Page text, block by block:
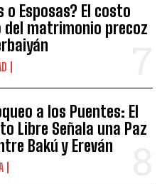
o Esposas? El costo
del matrimonio precoz
a los Puentes: El
Libre Señala una Paz
Bakú y Ereván